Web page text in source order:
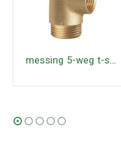
messing 5-weg t-stuk